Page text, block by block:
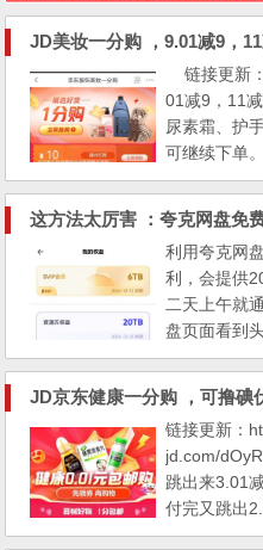
链接更新
01减9，11
尿素霜、护
可继续
利用夸克网
利，会提供
二天上午就
盘页面看到
了。
JD京东健康一分购 ，可撸碘
链接更新：
jd.com/
跳出来3.01
付完又跳出
尖玩具！！